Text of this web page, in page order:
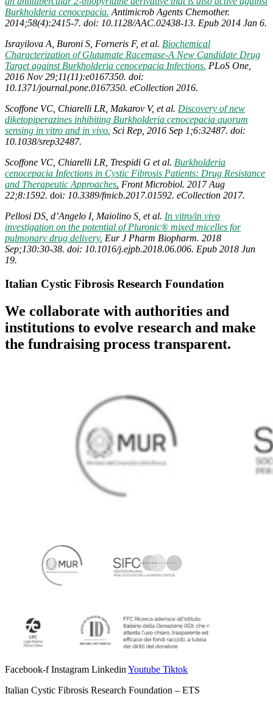
Burkholderia cenocepacia. Antimicrob Agents Chemother.
2014;58(4):2415-7. doi: 10.1128/AAC.02438-13. Epub 2014 Jan 6.
Israyilova A, Buroni S, Forneris F, et al. Biochemical
Characterization of Glutamate Racemase-A New Candidate Drug
Target against Burkholderia cenocepacia Infections. PLoS One,
2016 Nov 29;11(11):e0167350. doi:
10.1371/journal.pone.0167350. eCollection 2016.
Scoffone VC, Chiarelli LR, Makarov V, et al. Discovery of new
diketopiperazines inhibiting Burkholderia cenocepacia quorum
sensing in vitro and in vivo. Sci Rep, 2016 Sep 1;6:32487. doi:
10.1038/srep32487.
Scoffone VC, Chiarelli LR, Trespidi G et al. Burkholderia
cenocepacia Infections in Cystic Fibrosis Patients: Drug Resistance
and Therapeutic Approaches. Front Microbiol. 2017 Aug
22;8:1592. doi: 10.3389/fmicb.2017.01592. eCollection 2017.
Pellosi DS, d’Angelo I, Maiolino S, et al. In vitro/in vivo
investigation on the potential of Pluronic® mixed micelles for
pulmonary drug delivery. Eur J Pharm Biopharm. 2018
Sep;130:30-38. doi: 10.1016/j.ejpb.2018.06.006. Epub 2018 Jun
19.
Italian Cystic Fibrosis Research Foundation
We collaborate with authorities and
institutions to evolve research and make
the fundraising process transparent.
Facebook-f Instagram Linkedin Youtube Tiktok
Italian Cystic Fibrosis Research Foundation – ETS